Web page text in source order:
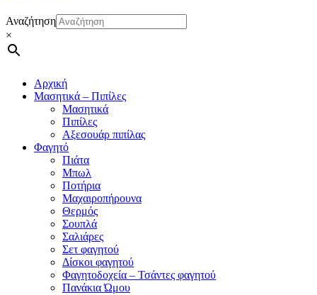
Αναζήτηση
×
Αρχική
Μασητικά – Πιπίλες
Μασητικά
Πιπίλες
Αξεσουάρ πιπίλας
Φαγητό
Πιάτα
Μπωλ
Ποτήρια
Μαχαιροπήρουνα
Θερμός
Σουπλά
Σαλιάρες
Σετ φαγητού
Δίσκοι φαγητού
Φαγητοδοχεία – Τσάντες φαγητού
Πανάκια Ώμου